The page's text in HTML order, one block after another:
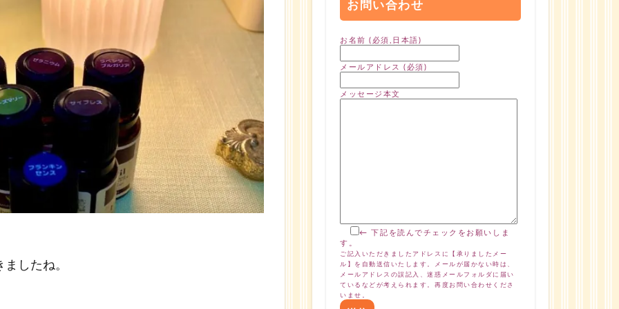
したね。
お問い合わせ
お名前 (必須,日本語)
メールアドレス (必須)
メッセージ本文
← 下記を読んでチェックをお願いしま
す。
ご記入いただきましたアドレスに【承りましたメー
ル】を自動送信いたします。メールが届かない時は、
メールアドレスの誤記入、迷惑メールフォルダに届い
ているなどが考えられます。再度お問い合わせくださ
いませ。